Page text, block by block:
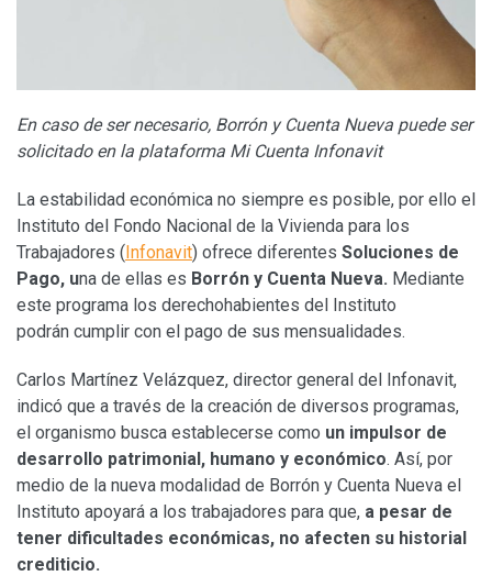
En caso de ser necesario, Borrón y Cuenta Nueva puede ser
solicitado en la plataforma Mi Cuenta Infonavit
La estabilidad económica no siempre es posible, por ello el
Instituto del Fondo Nacional de la Vivienda para los
Trabajadores (Infonavit) ofrece diferentes Soluciones de
Pago, una de ellas es Borrón y Cuenta Nueva. Mediante
este programa los derechohabientes del Instituto
podrán cumplir con el pago de sus mensualidades.
Carlos Martínez Velázquez, director general del Infonavit,
indicó que a través de la creación de diversos programas,
el organismo busca establecerse como un impulsor de
desarrollo patrimonial, humano y económico. Así, por
medio de la nueva modalidad de Borrón y Cuenta Nueva el
Instituto apoyará a los trabajadores para que, a pesar de
tener dificultades económicas, no afecten su historial
crediticio.